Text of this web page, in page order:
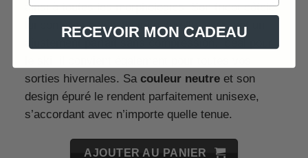
ainsi à toutes les morphologies. Son tricot côtelé
lui confère une élasticité naturelle, assurant un
ajustement parfait sans compression. Idéal pour
sorties hivernales. Sa couleur neutreet son
design épuré le rendent parfaitement unisexe,
s’accordant avec n’importe quelle tenue.
AJOUTER AU PANIER
RECEVOIR MON CADEAU